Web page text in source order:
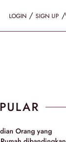
LOGIN / SIGN UP /
Orang yang